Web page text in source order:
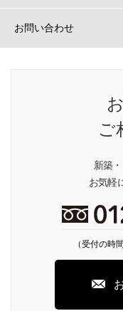
お問い合わせ
ご
新築
お気軽
（受付の時